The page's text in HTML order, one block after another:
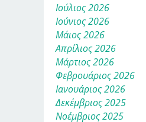
Ιούλιος 2026
Ιούνιος 2026
Μάιος 2026
Απρίλιος 2026
Μάρτιος 2026
Φεβρουάριος 2026
Ιανουάριος 2026
Δεκέμβριος 2025
Νοέμβριος 2025